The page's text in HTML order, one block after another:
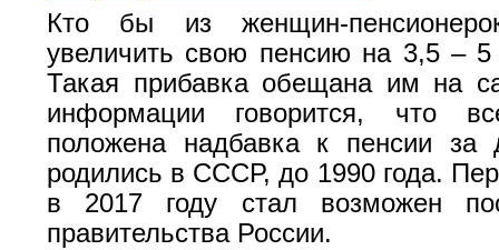
Кто бы из женщин-
увеличить свою пенсию на 3,5 – 5
Такая прибавка обещана им на
информации говорится, что
положена надбавка к пенсии за
родились в СССР, до 1990 года.
в 2017 году стал возможен
правительства России.